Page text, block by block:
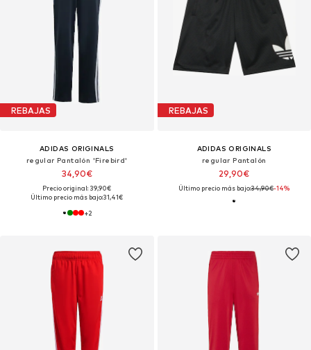
REBAJAS
ADIDAS ORIGINALS
regular Pantalón 'Firebird'
34,90€
Precio original: 39,90€
Último precio más bajo:31,41€
+2
REBAJAS
ADIDAS ORIGINALS
regular Pantalón
29,90€
Último precio más bajo:34,90€-14%